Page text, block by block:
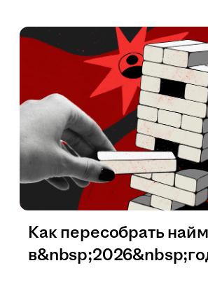
Как пересобрать найм